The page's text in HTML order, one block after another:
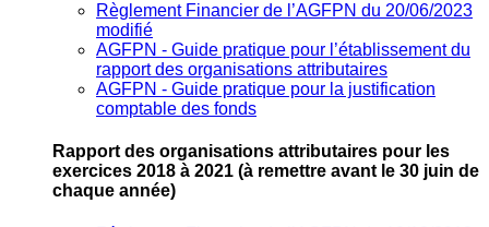
Règlement Financier de l’AGFPN du 20/06/2023
modifié
AGFPN ‐ Guide pratique pour l’établissement du
rapport des organisations attributaires
AGFPN ‐ Guide pratique pour la justification
comptable des fonds
Rapport des organisations attributaires pour les
exercices 2018 à 2021 (à remettre avant le 30 juin de
chaque année)